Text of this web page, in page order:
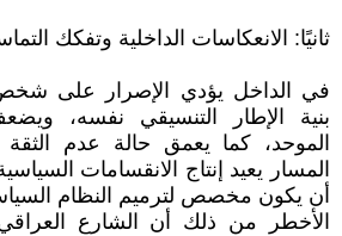
ثانيًا: الانعكاسات الداخلية وتفكك
في الداخل يؤدي الإصرار على شخص
بنية الإطار التنسيقي نفسه،
الموحد، كما يعمق حالة عدم الثقة
المسار يعيد إنتاج الانقسامات
أن يكون مخصص لترميم النظام
الأخطر من ذلك أن الشارع العراقي